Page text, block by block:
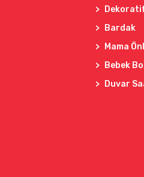
Bardak
Mama
Bebek
Duvar